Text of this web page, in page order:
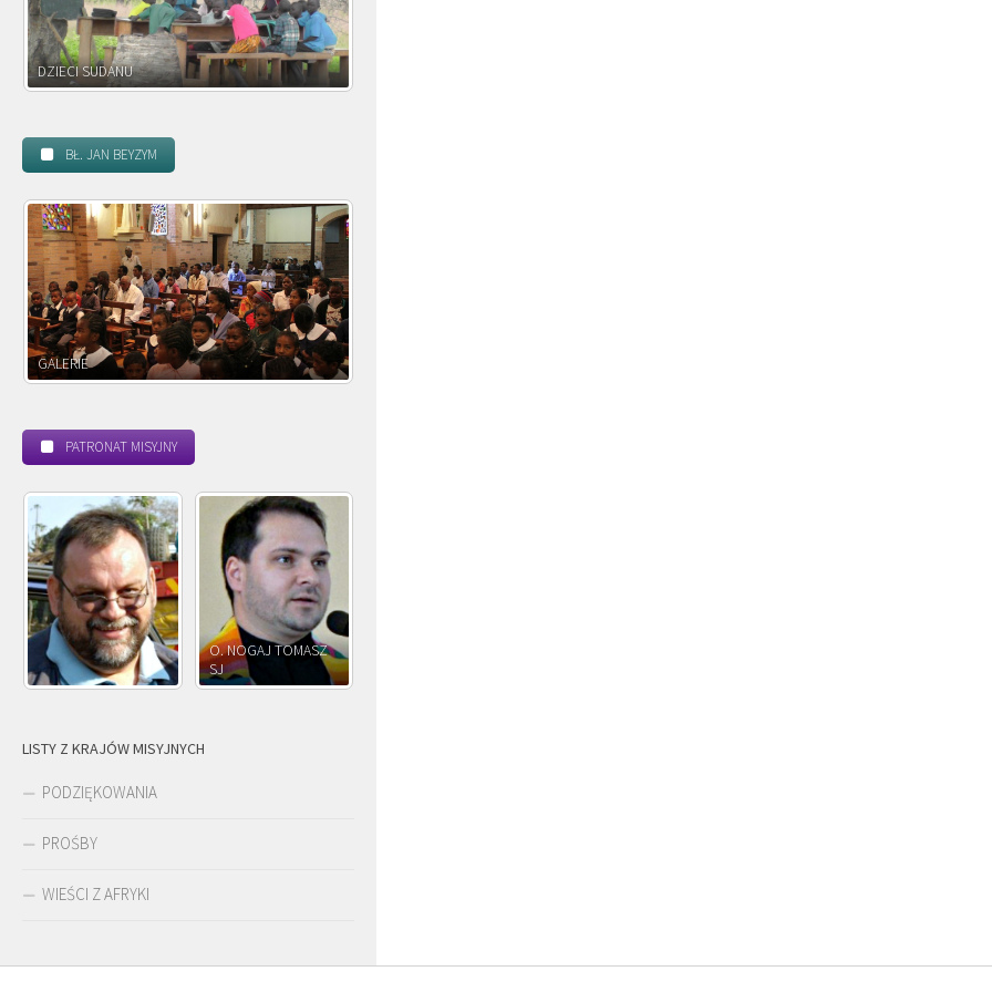
DZIECI ZAMBII
BŁ. JAN BEYZYM
POWOŁANIE MISYJNE
PATRONAT MISYJNY
O. NOGAJ TOMASZ
SJ
O. JÓZEF OLEKSY SJ
LISTY Z KRAJÓW MISYJNYCH
PODZIĘKOWANIA
PROŚBY
WIEŚCI Z AFRYKI